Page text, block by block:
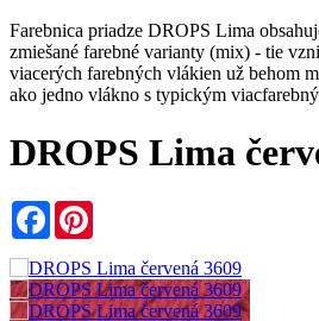
Farebnica priadze DROPS Lima
zmiešané farebné varianty (mix) - tie
viacerých farebných vlákien už behom
ako jedno vlákno s typickým
DROPS Lima
Facebook